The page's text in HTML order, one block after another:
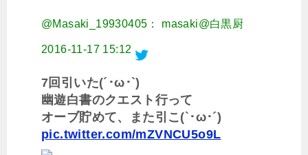
@Masaki_19930405： masaki@白黒厨
2016-11-17 15:12
7回引いた(´･ω･`)
幽遊白書のクエスト行って
オーブ貯めて、また引こ(`･ω･´)
pic.twitter.com/mZVNCU5o9L